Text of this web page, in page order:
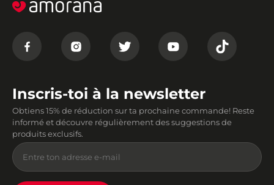
Inscris-toi à la newsletter
Obtiens 15% de réduction sur ta prochaine commande! Reste
informé et découvre régulièrement des suggestions de
produits exclusifs.